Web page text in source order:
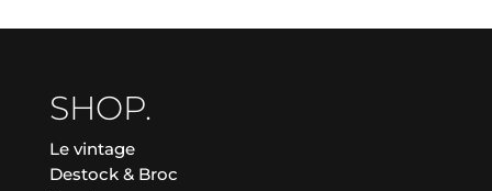
SHOP.
Le vintage
Destock & Broc